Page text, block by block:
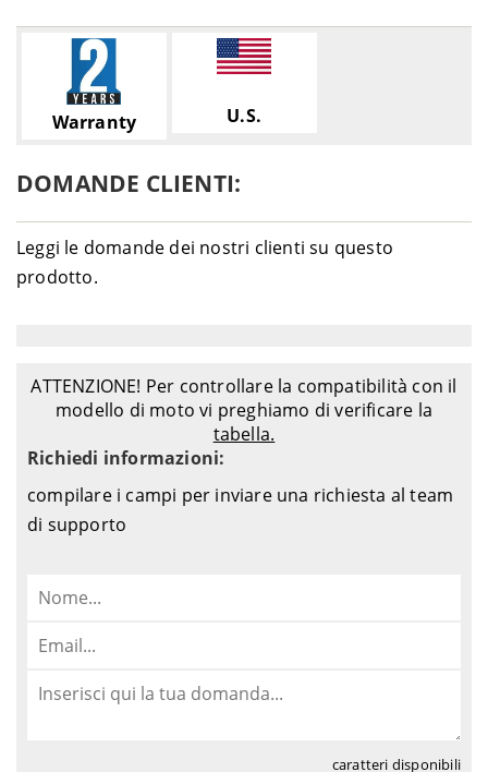
Warranty U.S.
DOMANDE CLIENTI:
Leggi le domande dei nostri clienti su questo
prodotto.
ATTENZIONE! Per controllare la compatibilità con il
modello di moto vi preghiamo di verificare la
tabella.
Richiedi informazioni:
compilare i campi per inviare una richiesta al team
di supporto
caratteri disponibili